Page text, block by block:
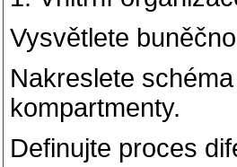
Vysvětlete
Nakreslete
kompartmenty.
Definujte proces